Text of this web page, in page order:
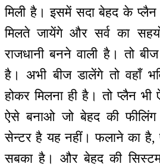
मिली है। इसमें सदा बेहद के
मिलते जायेंगे और सर्व का
राजधानी बनने वाली है। तो
है। अभी बीज डालेंगे तो वहाँ
होकर मिलना ही है। तो प्लैन
ऐसे बनाओ जो बेहद की
सेन्टर है यह नहीं। फलाने का है,
सबका है। और बेहद की